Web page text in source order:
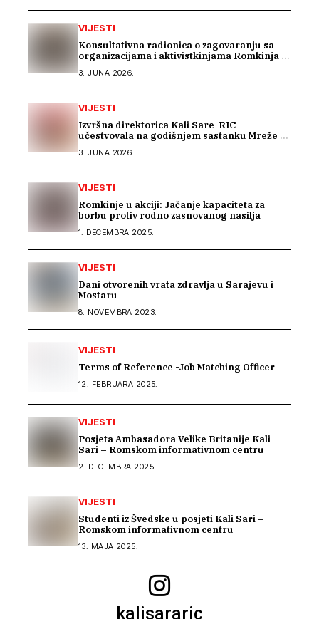
VIJESTI
Konsultativna radionica o zagovaranju sa
organizacijama i aktivistkinjama Romkinja i
3. JUNA 2026.
VIJESTI
Izvršna direktorica Kali Sare-RIC
učestvovala na godišnjem sastanku Mreže za
3. JUNA 2026.
VIJESTI
Romkinje u akciji: Jačanje kapaciteta za
borbu protiv rodno zasnovanog nasilja
1. DECEMBRA 2025.
VIJESTI
Dani otvorenih vrata zdravlja u Sarajevu i
Mostaru
8. NOVEMBRA 2023.
VIJESTI
Terms of Reference -Job Matching Officer
12. FEBRUARA 2025.
VIJESTI
Posjeta Ambasadora Velike Britanije Kali
Sari – Romskom informativnom centru
2. DECEMBRA 2025.
VIJESTI
Studenti iz Švedske u posjeti Kali Sari –
Romskom informativnom centru
13. MAJA 2025.
kalisararic